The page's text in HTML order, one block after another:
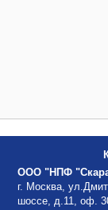
ООО "НПФ
г. Москва,
шоссе, д.11, оф.